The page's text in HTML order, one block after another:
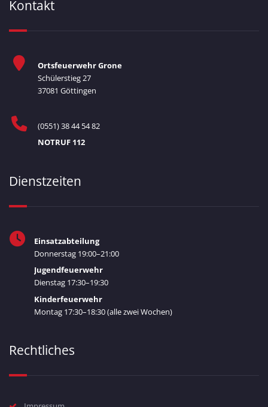
Kontakt
Ortsfeuerwehr Grone
Schülerstieg 27
37081 Göttingen
(0551) 38 44 54 82
NOTRUF 112
Dienstzeiten
Einsatzabteilung
Donnerstag 19:00–21:00
Jugendfeuerwehr
Dienstag 17:30–19:30
Kinderfeuerwehr
Montag 17:30–18:30 (alle zwei Wochen)
Rechtliches